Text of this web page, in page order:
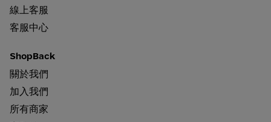
線上客服
客服中心
ShopBack
關於我們
加入我們
所有商家